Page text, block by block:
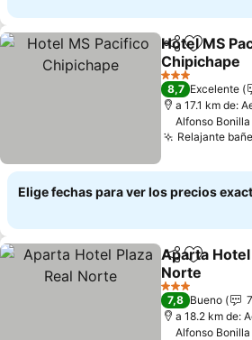
Compartir
Agregar
Hotel MS
Chipichape
3 Estrellas
8,7 Excelente
a 17.1 km de:
Alfonso Bonilla
Relajante
Elige fechas para ver los precios
Compartir
Aparta Hotel
Norte
3 Estrellas
7,8 Bueno
a 18.2 km de:
Alfonso Bonilla